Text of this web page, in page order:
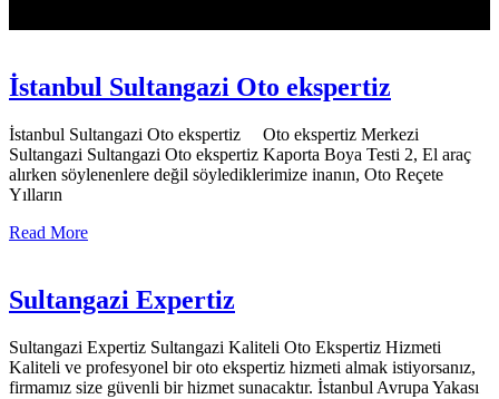
İstanbul Sultangazi Oto ekspertiz
İstanbul Sultangazi Oto ekspertiz Oto ekspertiz Merkezi
Sultangazi Sultangazi Oto ekspertiz Kaporta Boya Testi 2, El araç
alırken söylenenlere değil söylediklerimize inanın, Oto Reçete
Yılların
Read More
Sultangazi Expertiz
Sultangazi Expertiz Sultangazi Kaliteli Oto Ekspertiz Hizmeti
Kaliteli ve profesyonel bir oto ekspertiz hizmeti almak istiyorsanız,
firmamız size güvenli bir hizmet sunacaktır. İstanbul Avrupa Yakası